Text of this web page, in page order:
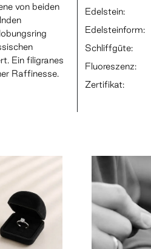
von beiden
Ein filigranes
Raffinesse.
Edelstein:
Edelsteinform:
Schliffgüte:
Fluoreszenz:
Zertifikat: